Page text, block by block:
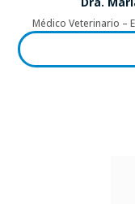
Médico Veterinario –